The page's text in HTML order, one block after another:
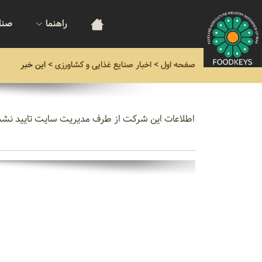
راهنما
صفحه اول>اخبار صنایع غذایی و کشاورزی>این خبر
اطلاعات این شرکت از طرف مدیریت سایت تایید